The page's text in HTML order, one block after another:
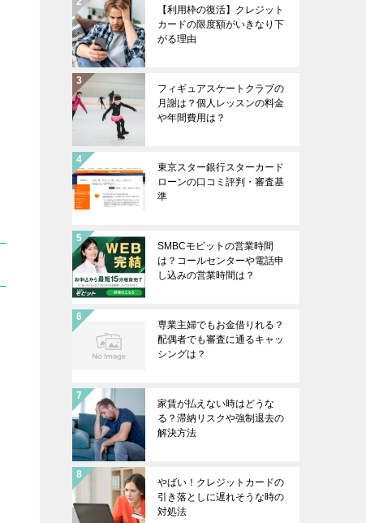
【利用枠の復活】クレジット
カードの限度額がいきなり下
がる理由
フィギュアスケートクラブの
月謝は？個人レッスンの料金
や年間費用は？
東京スター銀行スターカード
ローンの口コミ評判・審査基
準
SMBCモビットの営業時間
は？コールセンターや電話申
し込みの営業時間は？
専業主婦でもお金借りれる？
配偶者でも審査に通るキャッ
シングは？
家賃が払えない時はどうな
る？滞納リスクや強制退去の
解決方法
やばい！クレジットカードの
引き落としに遅れそうな時の
対処法